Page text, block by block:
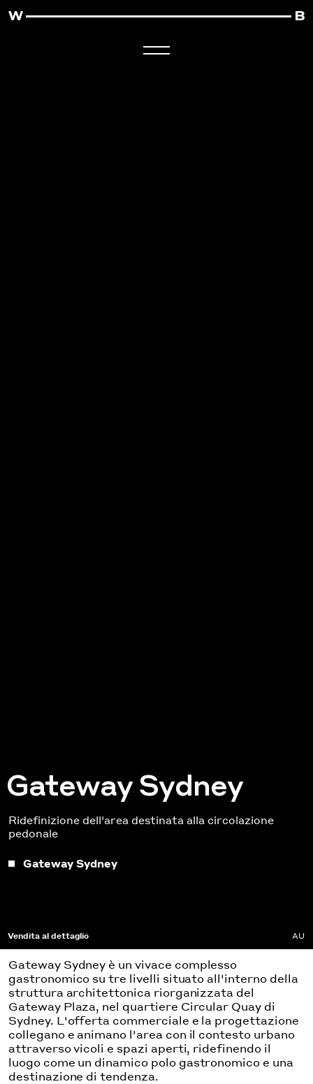
Gateway Sydney
Ridefinizione dell'area destinata alla circolazione
pedonale
Gateway Sydney
Vendita al dettaglio AU
Gateway Sydney è un vivace complesso
gastronomico su tre livelli situato all'interno della
struttura architettonica riorganizzata del
Gateway Plaza, nel quartiere Circular Quay di
Sydney. L'offerta commerciale e la progettazione
collegano e animano l'area con il contesto urbano
attraverso vicoli e spazi aperti, ridefinendo il
luogo come un dinamico polo gastronomico e una
destinazione di tendenza.